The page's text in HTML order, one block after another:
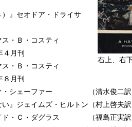
右上、右
』セオドア・ドライサ
・Ｂ・コスティ
月刊
・Ｂ・コスティ
月刊
ク・シェーファー （清水俊二訳
』ジェイムズ・ヒルトン（村上啓夫訳
ド・Ｃ・ダグラス （福島正実訳